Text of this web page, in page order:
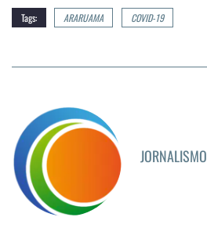
Tags: ARARUAMA COVID-19
JORNALISMO